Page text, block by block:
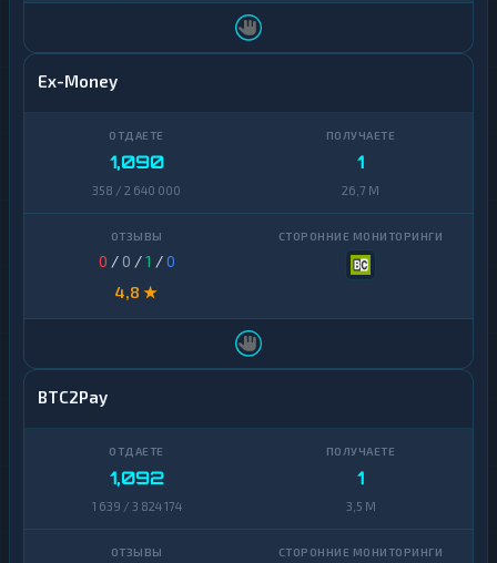
Ex-Money
1,090
358 / 2 640 000
1
26,7 M
0 / 0 /1 /0
4,8 ★
BTC2Pay
1,092
1 639 / 3 824 174
1
3,5 M